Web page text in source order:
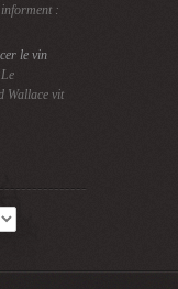
:
le vin
Wallace vit